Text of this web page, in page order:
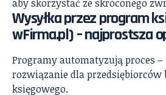
aby skorzystać ze skróconego
Wysyłka przez program
wFirma.pl) – najprostsza
Programy automatyzują proces
rozwiązanie dla przedsiębiorców
księgowego.